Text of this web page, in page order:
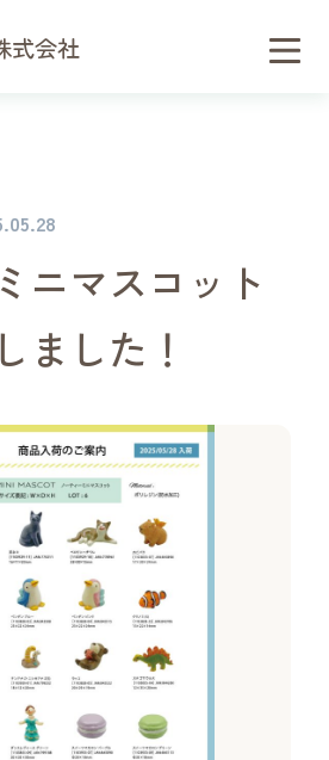
式会社
ス
ジョン
ニマスコット
ました！